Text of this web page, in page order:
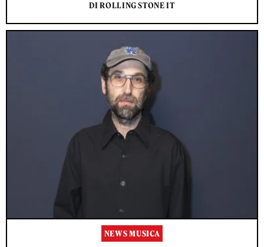
DI ROLLING STONE IT
NEWS MUSICA